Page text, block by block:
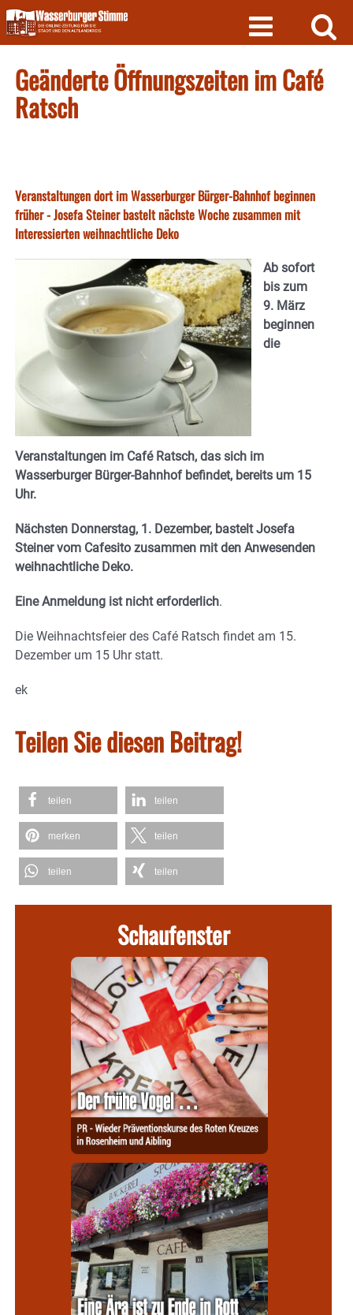
Skip
to
content
Geänderte Öffnungszeiten im Café
Ratsch
Veranstaltungen dort im Wasserburger Bürger-Bahnhof beginnen
früher - Josefa Steiner bastelt nächste Woche zusammen mit
Interessierten weihnachtliche Deko
Ab sofort
bis zum
9. März
beginnen
die
Veranstaltungen im Café Ratsch, das sich im
Wasserburger Bürger-Bahnhof befindet, bereits um 15
Uhr.
Nächsten Donnerstag, 1. Dezember, bastelt Josefa
Steiner vom Cafesito zusammen mit den Anwesenden
weihnachtliche Deko.
Eine Anmeldung ist nicht erforderlich.
Die Weihnachtsfeier des Café Ratsch findet am 15.
Dezember um 15 Uhr statt.
ek
Teilen Sie diesen Beitrag!
teilen teilen
merken teilen
teilen teilen
Schaufenster